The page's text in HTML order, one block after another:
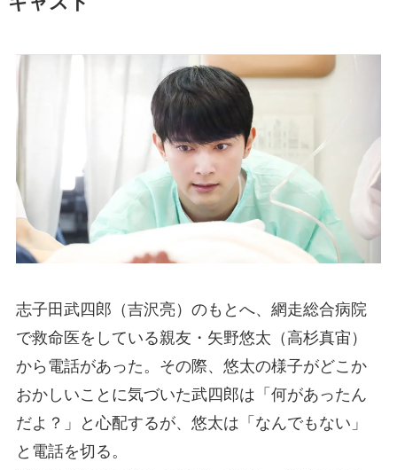
志子田武四郎（吉沢亮）のもとへ、網走総合病院
で救命医をしている親友・矢野悠太（高杉真宙）
から電話があった。その際、悠太の様子がどこか
おかしいことに気づいた武四郎は「何があったん
だよ？」と心配するが、悠太は「なんでもない」
と電話を切る。